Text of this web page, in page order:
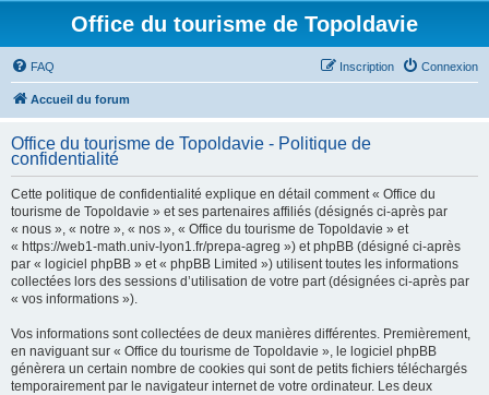
Office du tourisme de Topoldavie
FAQ Connexion
Inscription
Accueil du forum
Office du tourisme de Topoldavie - Politique de
confidentialité
Cette politique de confidentialité explique en détail comment « Office du
tourisme de Topoldavie » et ses partenaires affiliés (désignés ci-après par
« nous », « notre », « nos », « Office du tourisme de Topoldavie » et
« https://web1-math.univ-lyon1.fr/prepa-agreg ») et phpBB (désigné ci-après
par « logiciel phpBB » et « phpBB Limited ») utilisent toutes les informations
collectées lors des sessions d’utilisation de votre part (désignées ci-après par
« vos informations »).
Vos informations sont collectées de deux manières différentes. Premièrement,
en naviguant sur « Office du tourisme de Topoldavie », le logiciel phpBB
génèrera un certain nombre de cookies qui sont de petits fichiers téléchargés
temporairement par le navigateur internet de votre ordinateur. Les deux